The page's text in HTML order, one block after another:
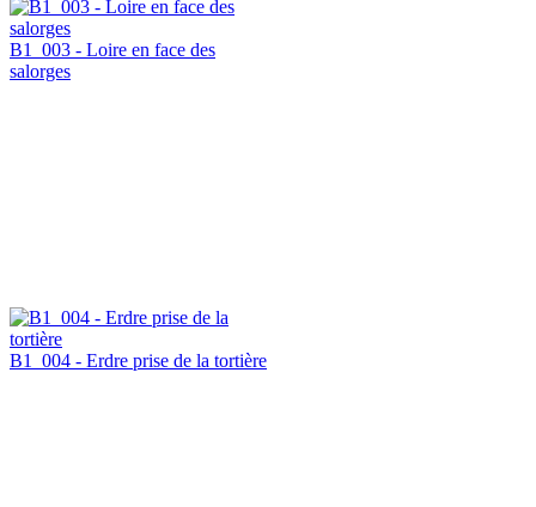
B1_003 - Loire en face des
salorges
B1_004 - Erdre prise de la tortière